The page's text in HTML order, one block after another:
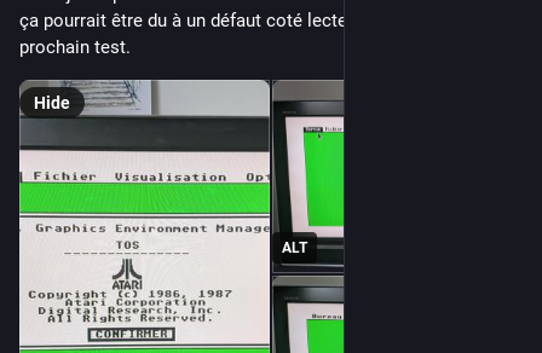
ça pourrait être du à un défaut coté lecteur de disquette =>
prochain test.
ALT
Hide